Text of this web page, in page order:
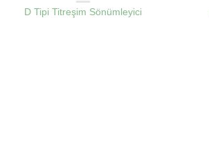
D Tipi Titreşim Sönümleyici